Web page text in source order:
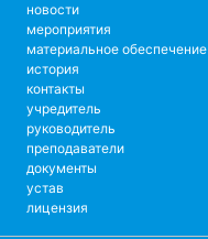
новости
мероприятия
материальное обеспечение
история
контакты
учредитель
руководитель
преподаватели
документы
устав
лицензия